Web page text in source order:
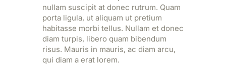
nullam suscipit at donec rutrum. Quam
porta ligula, ut aliquam ut pretium
habitasse morbi tellus. Nullam et donec
diam turpis, libero quam bibendum
risus. Mauris in mauris, ac diam arcu,
qui diam a erat lorem.